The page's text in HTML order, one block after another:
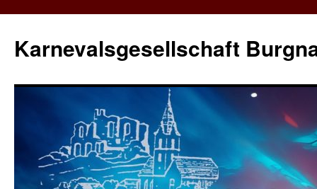
Karnevalsgesellschaft